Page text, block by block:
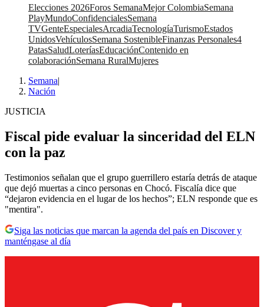
Elecciones 2026Foros SemanaMejor ColombiaSemana
PlayMundoConfidencialesSemana
TVGenteEspecialesArcadiaTecnologíaTurismoEstados
UnidosVehículosSemana SostenibleFinanzas Personales4
PatasSaludLoteríasEducaciónContenido en
colaboraciónSemana RuralMujeres
Semana|
Nación
JUSTICIA
Fiscal pide evaluar la sinceridad del ELN
con la paz
Testimonios señalan que el grupo guerrillero estaría detrás de ataque
que dejó muertas a cinco personas en Chocó. Fiscalía dice que
“dejaron evidencia en el lugar de los hechos”; ELN responde que es
"mentira".
Siga las noticias que marcan la agenda del país en Discover y
manténgase al día